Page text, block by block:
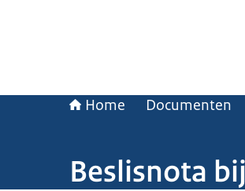
Home Documenten
Beslisnota